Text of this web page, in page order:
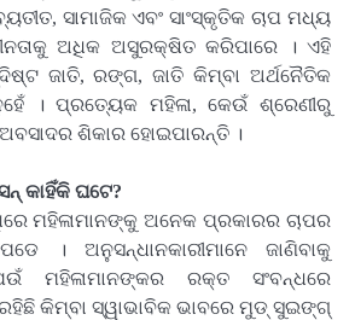
ସାମାଜିକ ଏବଂ ସାଂସ୍କୃତିକ ଚାପ ମଧ୍ୟ
ଅଧିକ ଅସୁରକ୍ଷିତ କରିପାରେ । ଏହି
ଜାତି, ରଙ୍ଗ, ଜାତି କିମ୍ବା ଅର୍ଥନୈତିକ
। ପ୍ରତ୍ୟେକ ମହିଳା, କେଉଁ ଶ୍ରେଣୀରୁ
ଶିକାର ହୋଇପାରନ୍ତି ।
କାହିଁକି ଘଟେ?
ମହିଳାମାନଙ୍କୁ ଅନେକ ପ୍ରକାରର ଚାପର
। ଅନୁସନ୍ଧାନକାରୀମାନେ ଜାଣିବାକୁ
ମହିଳାମାନଙ୍କର ରକ୍ତ ସଂବନ୍ଧରେ
ରହିଛି କିମ୍ବା ସ୍ୱାଭାବିକ ଭାବରେ ମୁଡ୍ ସୁଇଙ୍ଗ୍